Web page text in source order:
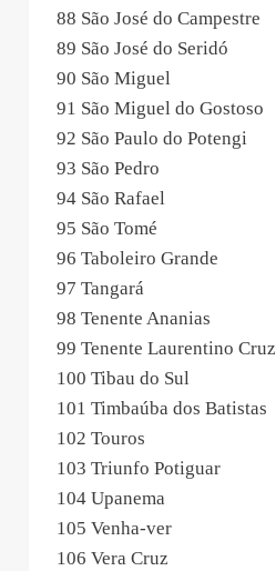
88 São José do Campestre
89 São José do Seridó
90 São Miguel
91 São Miguel do Gostoso
92 São Paulo do Potengi
93 São Pedro
94 São Rafael
95 São Tomé
96 Taboleiro Grande
97 Tangará
98 Tenente Ananias
99 Tenente Laurentino Cruz
100 Tibau do Sul
101 Timbaúba dos Batistas
102 Touros
103 Triunfo Potiguar
104 Upanema
105 Venha-ver
106 Vera Cruz